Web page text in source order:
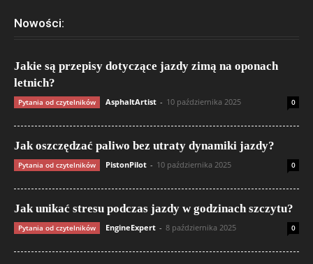
Nowości:
Jakie są przepisy dotyczące jazdy zimą na oponach
letnich?
Pytania od czytelników AsphaltArtist - 10 października 2025 0
Jak oszczędzać paliwo bez utraty dynamiki jazdy?
Pytania od czytelników PistonPilot - 10 października 2025 0
Jak unikać stresu podczas jazdy w godzinach szczytu?
Pytania od czytelników EngineExpert - 8 października 2025 0